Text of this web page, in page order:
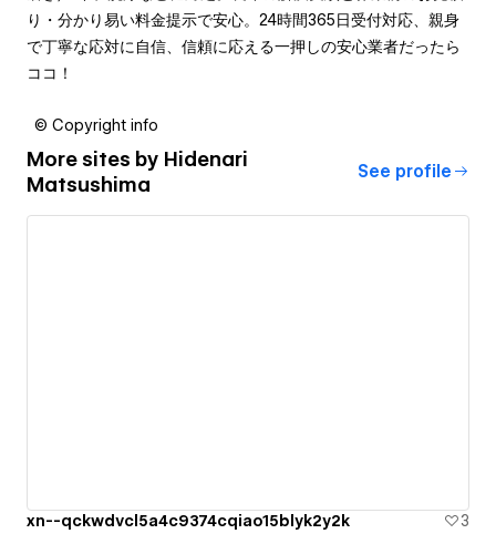
り・分かり易い料金提示で安心。24時間365日受付対応、親身
で丁寧な応対に自信、信頼に応える一押しの安心業者だったら
ココ！
© Copyright info
More sites by Hidenari
Matsushima
See profile
xn--qckwdvcl5a4c9374cqiao15blyk2y2k 3